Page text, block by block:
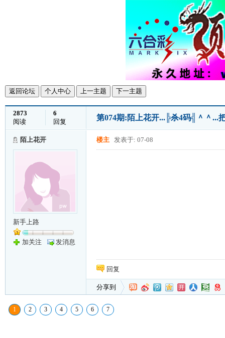
返回论坛 个人中心 上一主题 下一主题
2873
阅读
6
回复
第074期:陌上花开...╠杀4码╣＾＾...
陌上花开
新手上路
加关注 发消息
楼主 发表于: 07-08
回复
分享到
1 2 3 4 5 6 7